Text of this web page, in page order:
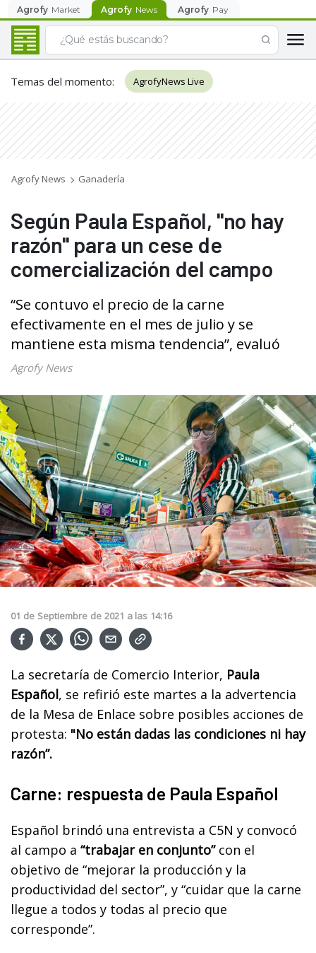
Agrofy Market Agrofy News Agrofy Pay
Temas del momento: AgrofyNews Live
Agrofy News Ganadería
Según Paula Español, "no hay
razón" para un cese de
comercialización del campo
“Se contuvo el precio de la carne
efectivamente en el mes de julio y se
mantiene esta misma tendencia”, evaluó
Agrofy News
01 de Septiembre de 2021 a las 14:16
La secretaría de Comercio Interior, Paula
Español, se refirió este martes a la advertencia
de la Mesa de Enlace sobre posibles acciones de
protesta: "No están dadas las condiciones ni hay
razón”.
Carne: respuesta de Paula Español
Español brindó una entrevista a C5N y convocó
al campo a “trabajar en conjunto”con el
objetivo de “mejorar la producción y la
productividad del sector”, y “cuidar que la carne
llegue a todos y todas al precio que
corresponde”.